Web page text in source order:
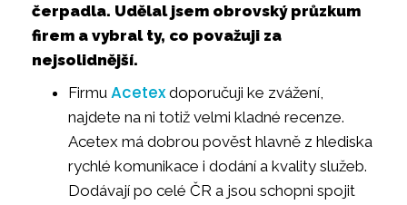
čerpadla. Udělal jsem obrovský průzkum
firem a vybral ty, co považuji za
nejsolidnější.
Firmu Acetex doporučuji ke zvážení,
najdete na ni totiž velmi kladné recenze.
Acetex má dobrou pověst hlavně z hlediska
rychlé komunikace i dodání a kvality služeb.
Dodávají po celé ČR a jsou schopni spojit